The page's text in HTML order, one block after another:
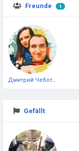
Freunde 1
Gefällt